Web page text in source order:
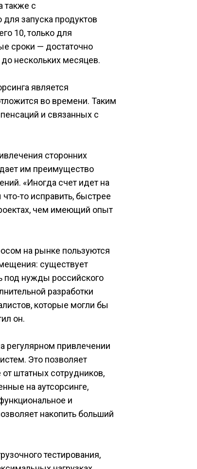
также с
запуска продуктов
10, только для
сроки — достаточно
нескольких месяцев.
является
во времени. Таким
и связанных с
сторонних
дает им преимущество
«Иногда счет идет на
то исправить, быстрее
чем имеющий опыт
на рынке пользуются
существует
под нужды российского
разработки
которые могли бы
он.
регулярном привлечении
Это позволяет
от штатных сотрудников,
на аутсорсинге,
и
накопить больший
тестирования,